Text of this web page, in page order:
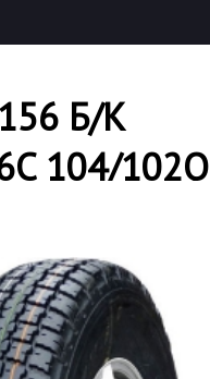
Б/К
104/102Q